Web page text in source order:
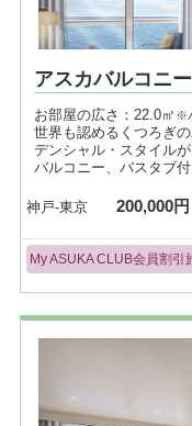
アスカバルコニ
お部屋の広さ：22.0㎡ ※
世界も認めるくつろぎ
デンシャル・スタイル
バルコニー、バスタブ付
神戸-東京 200,000円
My ASUKA CLUB会員割引